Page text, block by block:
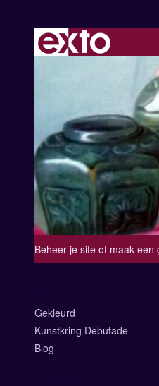
Beheer je site of maak een
Gekleurd
Kunstkring Debutade
Blog